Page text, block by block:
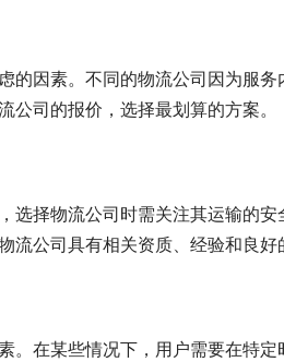
的因素。不同的物流公司因为服
司的报价，选择最划算的方案。
选择物流公司时需关注其运输的
公司具有相关资质、经验和良好
在某些情况下，用户需要在特定